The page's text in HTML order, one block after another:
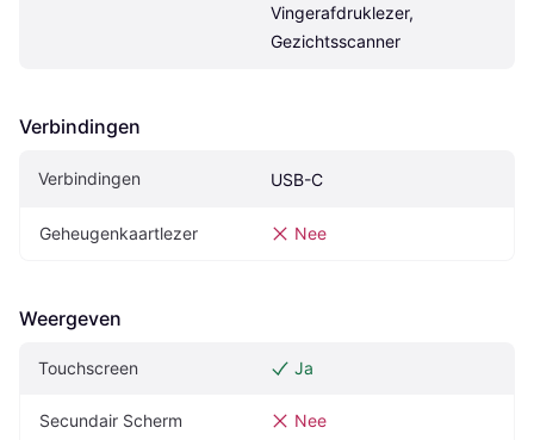
Vingerafdruklezer,
Gezichtsscanner
Verbindingen
Verbindingen USB-C
Geheugenkaartlezer Nee
Weergeven
Touchscreen Ja
Secundair Scherm Nee